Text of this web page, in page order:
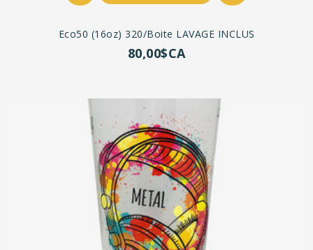
Eco50 (16oz) 320/boite LAVAGE INCLUS
80,00$CA